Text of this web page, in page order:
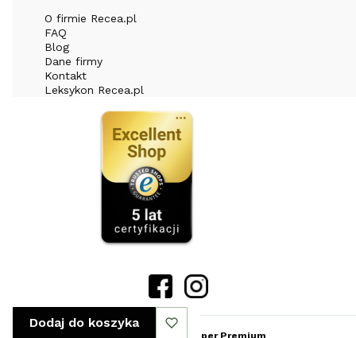
O firmie Recea.pl
FAQ
Blog
Dane firmy
Kontakt
Leksykon Recea.pl
Shoper Premium
Dodaj do koszyka